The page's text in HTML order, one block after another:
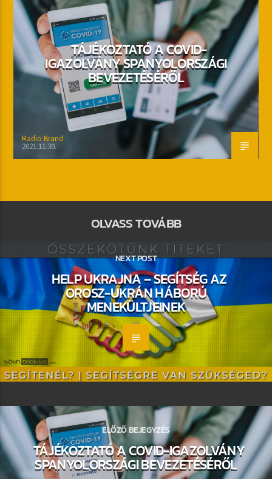
TÁJÉKOZTATÓ A COVID-
IGAZOLVÁNY SPANYOLORSZÁGI
BEVEZETÉSÉRŐL
Radio Brand
2021.11.30.
OLVASS TOVÁBB
NEXT POST
HELP UKRAJNA – SEGÍTSÉG AZ
OROSZ-UKRÁN HÁBORÚ
MENEKÜLTJEINEK
ELŐZŐ BEJEGYZÉS
TÁJÉKOZTATÓ A COVID-IGAZOLVÁNY
SPANYOLORSZÁGI BEVEZETÉSÉRŐL